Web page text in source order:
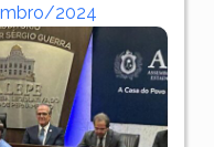
2024